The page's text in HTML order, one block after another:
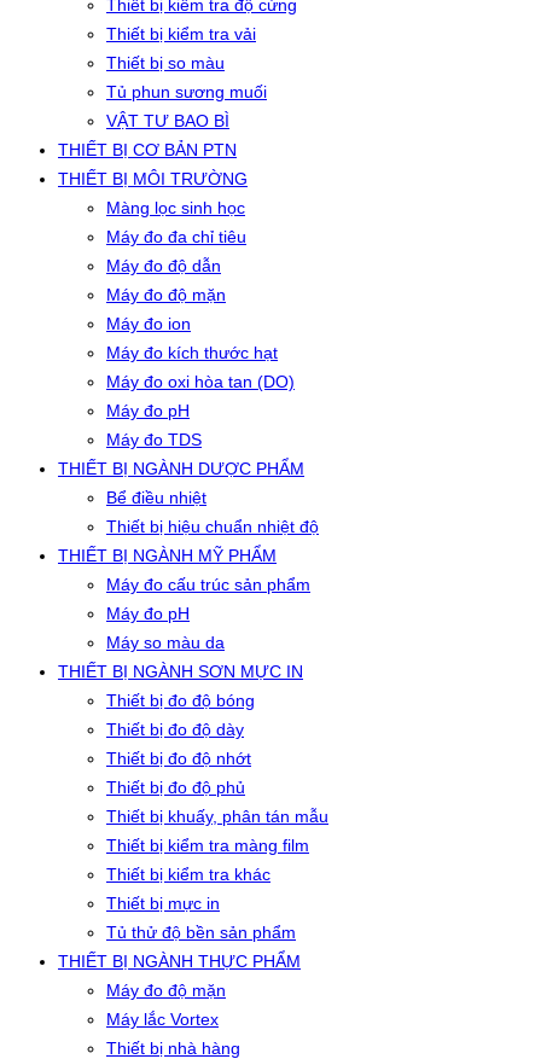
Thiết bị kiểm tra độ cứng
Thiết bị kiểm tra vải
Thiết bị so màu
Tủ phun sương muối
VẬT TƯ BAO BÌ
THIẾT BỊ CƠ BẢN PTN
THIẾT BỊ MÔI TRƯỜNG
Màng lọc sinh học
Máy đo đa chỉ tiêu
Máy đo độ dẫn
Máy đo độ mặn
Máy đo ion
Máy đo kích thước hạt
Máy đo oxi hòa tan (DO)
Máy đo pH
Máy đo TDS
THIẾT BỊ NGÀNH DƯỢC PHẨM
Bể điều nhiệt
Thiết bị hiệu chuẩn nhiệt độ
THIẾT BỊ NGÀNH MỸ PHẨM
Máy đo cấu trúc sản phẩm
Máy đo pH
Máy so màu da
THIẾT BỊ NGÀNH SƠN MỰC IN
Thiết bị đo độ bóng
Thiết bị đo độ dày
Thiết bị đo độ nhớt
Thiết bị đo độ phủ
Thiết bị khuấy, phân tán mẫu
Thiết bị kiểm tra màng film
Thiết bị kiểm tra khác
Thiết bị mực in
Tủ thử độ bền sản phẩm
THIẾT BỊ NGÀNH THỰC PHẨM
Máy đo độ mặn
Máy lắc Vortex
Thiết bị nhà hàng